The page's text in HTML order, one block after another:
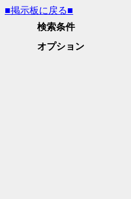
■掲示板に戻る■
検索条件
オプション